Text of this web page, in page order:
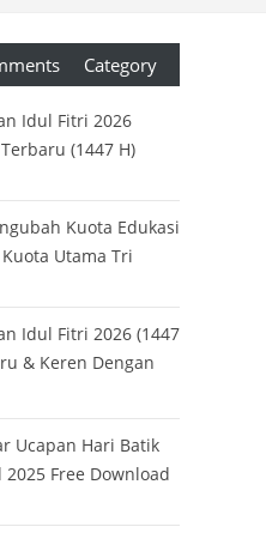
›Twibbonize›Ucapan Selamat
Category
Idul Fitri 2026
(1447 H)
Kuota Edukasi
Utama Tri
Idul Fitri 2026 (1447
& Keren Dengan
Ucapan Hari Batik
2025 Free Download